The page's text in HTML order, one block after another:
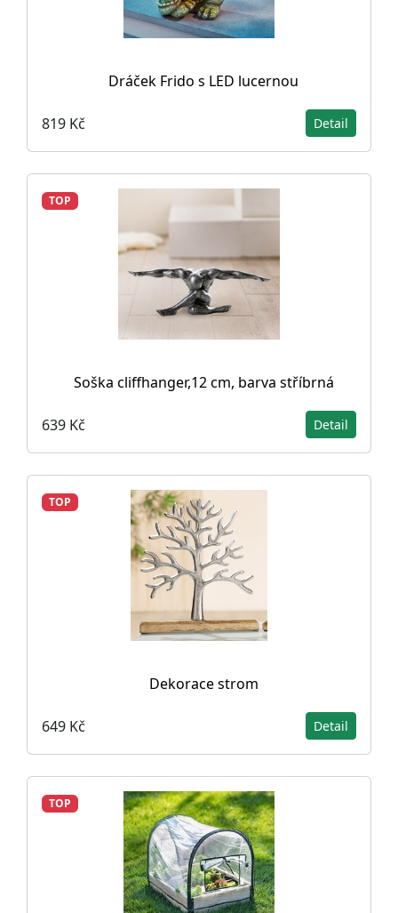
Dráček Frido s LED lucernou
819 Kč Detail
TOP
Soška cliffhanger,12 cm, barva stříbrná
639 Kč Detail
TOP
Dekorace strom
649 Kč Detail
TOP